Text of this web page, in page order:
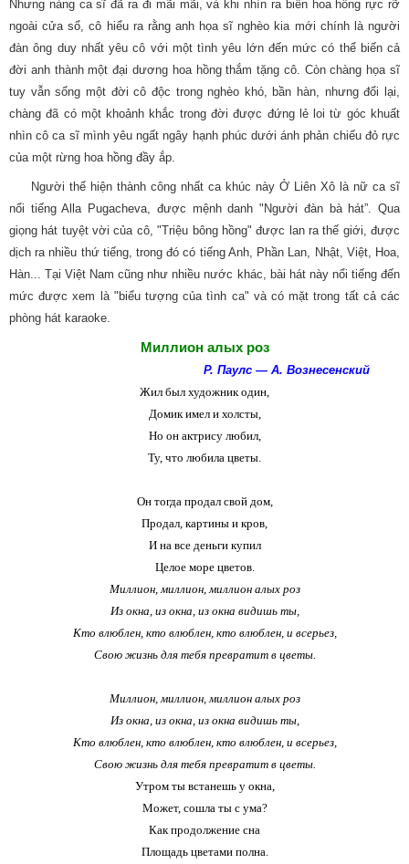
Nhưng nàng ca sĩ đã ra đi mãi mãi, và khi nhìn ra biển hoa hồng rực rỡ
ngoài cửa sổ, cô hiểu ra rằng anh họa sĩ nghèo kia mới chính là người
đàn ông duy nhất yêu cô với một tình yêu lớn đến mức có thể biến cả
đời anh thành một đại dương hoa hồng thắm tặng cô. Còn chàng họa sĩ
tuy vẫn sống một đời cô độc trong nghèo khó, bần hàn, nhưng đổi lại,
chàng đã có một khoảnh khắc trong đời được đứng lẻ loi từ góc khuất
nhìn cô ca sĩ mình yêu ngất ngây hạnh phúc dưới ánh phản chiếu đỏ rực
của một rừng hoa hồng đầy ắp.
Người thể hiện thành công nhất ca khúc này Ở Liên Xô là nữ ca sĩ
nổi tiếng Alla Pugacheva, được mệnh danh "Người đàn bà hát”. Qua
giọng hát tuyệt vời của cô, "Triệu bông hồng" được lan ra thế giới, được
dịch ra nhiều thứ tiếng, trong đó có tiếng Anh, Phần Lan, Nhật, Việt, Hoa,
Hàn... Tại Việt Nam cũng như nhiều nước khác, bài hát này nổi tiếng đến
mức được xem là "biểu tượng của tình ca" và có mặt trong tất cả các
phòng hát karaoke.
Миллион алых роз
Р. Паулс — А. Вознесенский
Жил был художник один,
Домик имел и холсты,
Но он актрису любил,
Ту, что любила цветы.
Он тогда продал свой дом,
Продал, картины и кров,
И на все деньги купил
Целое море цветов.
Миллион, миллион, миллион алых роз
Из окна, из окна, из окна видишь ты,
Кто влюблен, кто влюблен, кто влюблен, и всерьез,
Свою жизнь для тебя превратит в цветы.
Миллион, миллион, миллион алых роз
Из окна, из окна, из окна видишь ты,
Кто влюблен, кто влюблен, кто влюблен, и всерьез,
Свою жизнь для тебя превратит в цветы.
Утром ты встанешь у окна,
Может, сошла ты с ума?
Как продолжение сна
Площадь цветами полна.